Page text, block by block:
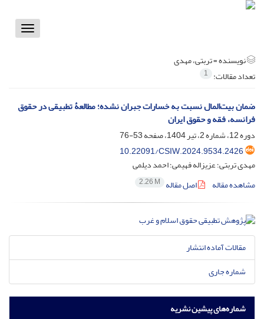
Toggle
نویسنده =تربتی، مهدی
تعداد مقالات: 1
ضمان بیت‌المال نسبت به خسارات جبران نشده؛ مطالعۀ تطبیقی در حقوق
فرانسه، فقه و حقوق ایران
دوره 12، شماره 2، تیر 1404، صفحه
53-76
10.22091/CSIW.2024.9534.2426
مهدی تربتی؛ عزیزاله فهیمی؛ احمد دیلمی
مشاهده مقاله
اصل مقاله 2.26 M
مقالات آماده انتشار
شماره جاری
شماره‌های پیشین نشریه